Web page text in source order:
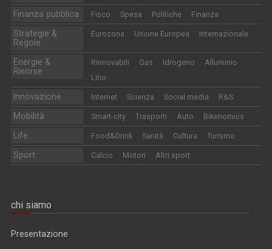
Finanza pubblica Fisco Spesa Politiche Finanza
Strategie &
Regole
Eurozona Unione Europea Internazionale
Energie &
Risorse
Rinnovabili Gas Idrogeno
Alluminio
Litio
Innovazione Internet Scienza Social media R&S
Mobilità Smart-city Trasporti Auto Bikenomics
Life Food&Drink Sanità Cultura Turismo
Sport Calcio Motori Altri sport
chi siamo
Presentazione